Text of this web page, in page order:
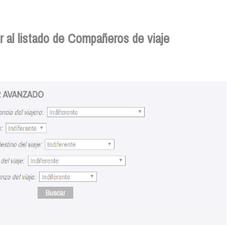
al listado de Compañeros de viaje